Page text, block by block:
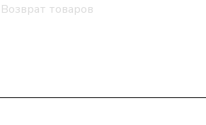
Возврат товаров